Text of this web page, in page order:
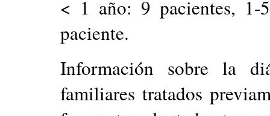
< 1 año: 9 pacientes, 1-
paciente.
Información sobre la
familiares tratados